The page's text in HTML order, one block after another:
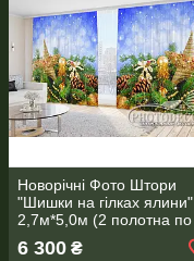
Новорічні Фото Штори
"Шишки на гілках ялини"
2,7м*5,0м (2 полотна по
6 300 ₴